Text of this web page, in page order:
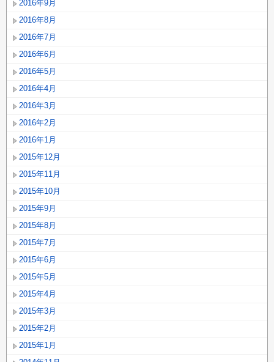
2016年9月
2016年8月
2016年7月
2016年6月
2016年5月
2016年4月
2016年3月
2016年2月
2016年1月
2015年12月
2015年11月
2015年10月
2015年9月
2015年8月
2015年7月
2015年6月
2015年5月
2015年4月
2015年3月
2015年2月
2015年1月